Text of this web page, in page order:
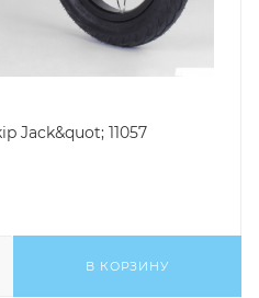
Jack&quot; 11057
В КОРЗИНУ